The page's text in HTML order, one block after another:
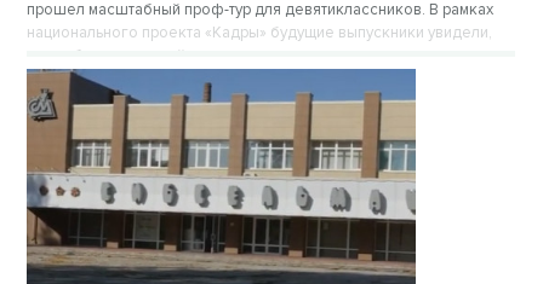
прошел масштабный проф-тур для девятиклассников. В рамках
национального проекта «Кадры» будущие выпускники увидели,
как работает крупнейшее машиностроительное предприятие
региона, обеспечивающее в том числе российскую космонавтику
высокоточными приборами уже 67 лет.